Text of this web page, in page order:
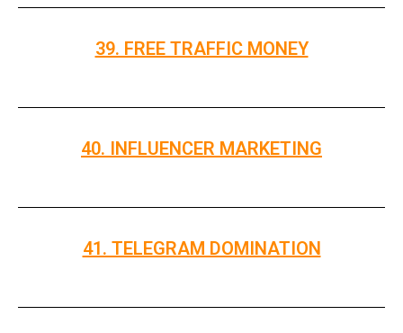
39. FREE TRAFFIC MONEY
40. INFLUENCER MARKETING
41. TELEGRAM DOMINATION